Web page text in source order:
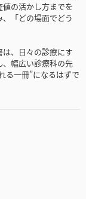
の活かし方までを
「どの場面でどう
、日々の診療にす
幅広い診療科の先
る一冊”になるはずで